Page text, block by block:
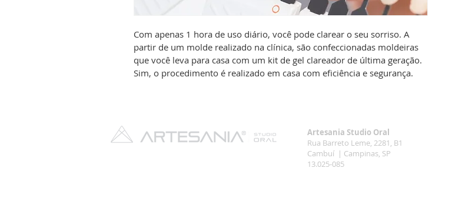
Com apenas 1 hora de uso diário, você pode clarear o seu sorriso. A
partir de um molde realizado na clínica, são confeccionadas moldeiras
que você leva para casa com um kit de gel clareador de última geração.
Sim, o procedimento é realizado em casa com eficiência e segurança.
Artesania Studio Oral
Rua Barreto Leme, 2281, B1
Cambuí | Campinas, SP
13.025-085